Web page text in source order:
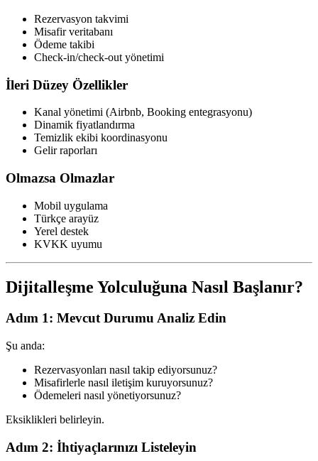
Rezervasyon takvimi
Misafir veritabanı
Ödeme takibi
Check-in/check-out yönetimi
İleri Düzey Özellikler
Kanal yönetimi (Airbnb, Booking entegrasyonu)
Dinamik fiyatlandırma
Temizlik ekibi koordinasyonu
Gelir raporları
Olmazsa Olmazlar
Mobil uygulama
Türkçe arayüz
Yerel destek
KVKK uyumu
Dijitalleşme Yolculuğuna Nasıl Başlanır?
Adım 1: Mevcut Durumu Analiz Edin
Şu anda:
Rezervasyonları nasıl takip ediyorsunuz?
Misafirlerle nasıl iletişim kuruyorsunuz?
Ödemeleri nasıl yönetiyorsunuz?
Eksiklikleri belirleyin.
Adım 2: İhtiyaçlarınızı Listeleyin